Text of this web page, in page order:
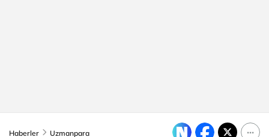
Haberler Uzmanpara